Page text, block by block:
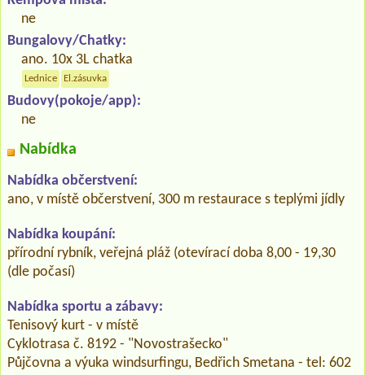
ne
Bungalovy/Chatky:
ano. 10x 3L chatka
Lednice El.zásuvka
Budovy(pokoje/app):
ne
Nabídka
Nabídka občerstvení:
ano, v místě občerstvení, 300 m restaurace s teplými jídly
Nabídka koupání:
přírodní rybník, veřejná pláž (otevírací doba 8,00 - 19,30
(dle počasí)
Nabídka sportu a zábavy:
Tenisový kurt - v místě
Cyklotrasa č. 8192 - "Novostrašecko"
Půjčovna a výuka windsurfingu, Bedřich Smetana - tel: 602